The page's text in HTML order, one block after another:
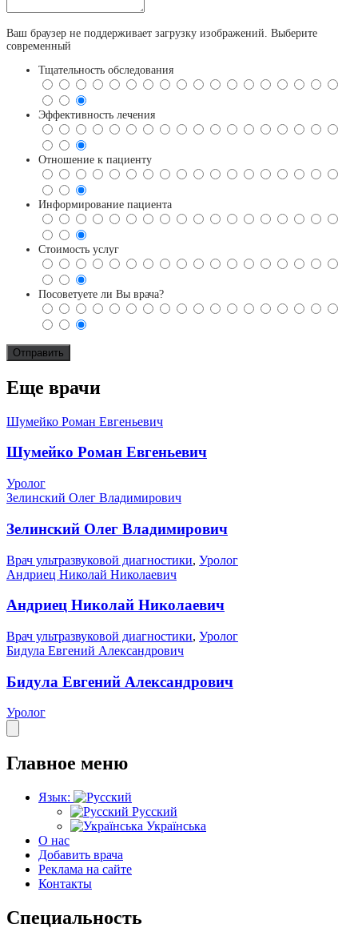
Ваш браузер не поддерживает загрузку изображений. Выберите
современный
Тщательность обследования
Эффективность лечения
Отношение к пациенту
Информирование пациента
Стоимость услуг
Посоветуете ли Вы врача?
Еще врачи
Шумейко Роман Евгеньевич
Шумейко Роман Евгеньевич
Уролог
Зелинский Олег Владимирович
Зелинский Олег Владимирович
Врач ультразвуковой диагностики, Уролог
Андриец Николай Николаевич
Андриец Николай Николаевич
Врач ультразвуковой диагностики, Уролог
Бидула Евгений Александрович
Бидула Евгений Александрович
Уролог
Главное меню
Язык:
Русский
Українська
О нас
Добавить врача
Реклама на сайте
Контакты
Специальность